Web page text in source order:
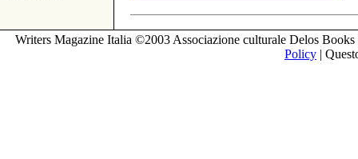
Writers Magazine Italia ©2003 Associazione culturale Delos
Policy |